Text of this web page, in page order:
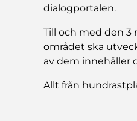
dialogportalen.
Till och med den 3
området ska
av dem innehåller
Allt från